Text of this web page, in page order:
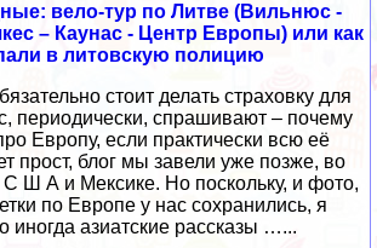
вело-тур по Литве (Вильнюс -
– Каунас - Центр Европы) или как
в литовскую полицию
стоит делать страховку для
периодически, спрашивают – почему
Европу, если практически всю её
прост, блог мы завели уже позже, во
С Ш А и Мексике. Но поскольку, и фото,
по Европе у нас сохранились, я
иногда азиатские рассказы …...